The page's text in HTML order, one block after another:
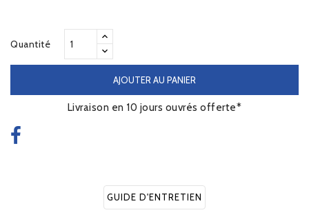
Quantité
AJOUTER AU PANIER
Livraison en 10 jours ouvrés offerte*
GUIDE D'ENTRETIEN